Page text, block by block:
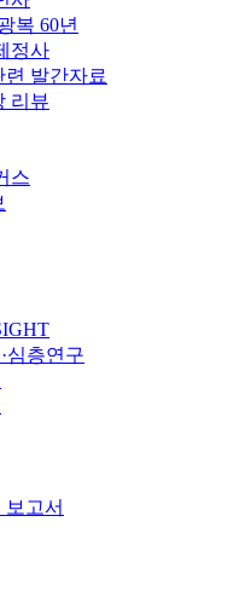
복 60년
정사
발간자료
리뷰
스
심층연구
고서